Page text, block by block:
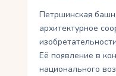
Петршинская
архитектурное
Её появление в
национального